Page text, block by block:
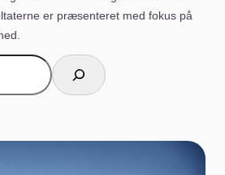
er præsenteret med fokus på